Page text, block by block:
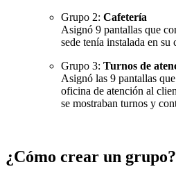
Grupo 2: Cafetería
Asignó 9 pantallas que
sede tenía instalada en su
Grupo 3: Turnos de
Asignó las 9 pantallas
oficina de atención al
se mostraban turnos y
¿Cómo crear un grupo?